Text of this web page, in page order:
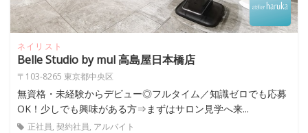
ネイリスト
Belle Studio by mul 高島屋日本橋店
〒103-8265 東京都中央区
無資格・未経験からデビュー◎フルタイム／知識ゼロでも応募
OK！少しでも興味がある方⇒まずはサロン見学へ来...
正社員, 契約社員, アルバイト